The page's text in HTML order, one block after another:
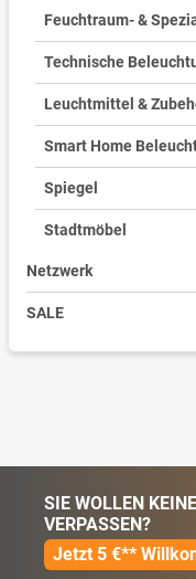
Feuchtraum- &
Technische
Leuchtmittel &
Smart Home
Spiegel
Stadtmöbel
Netzwerk
SALE
SIE WOLLEN KEINE
VERPASSEN?
Jetzt 5 €**